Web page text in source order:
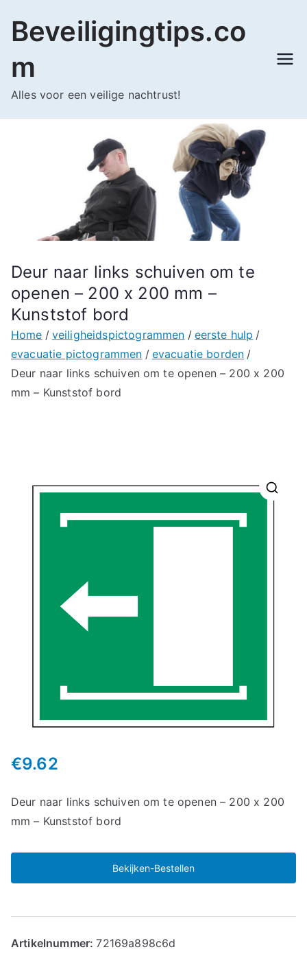
naar
inhoud
Beveiligingtips.co
m
Alles voor een veilige nachtrust!
Deur naar links schuiven om te
openen – 200 x 200 mm –
Kunststof bord
Home veiligheidspictogrammen
eerste hulp
evacuatie pictogrammen
evacuatie borden
Deur naar links schuiven om te openen – 200 x 200
mm – Kunststof bord
€9.62
Deur naar links schuiven om te openen – 200 x 200
mm – Kunststof bord
Bekijken-Bestellen
Artikelnummer:72169a898c6d